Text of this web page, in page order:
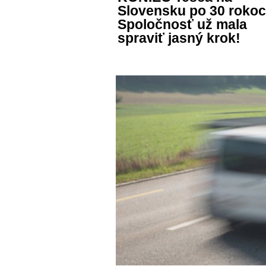
Slovensku po 30
Spoločnosť už mala
spraviť jasný krok!